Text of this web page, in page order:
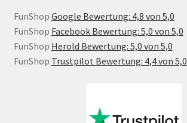
FunShop Google Bewertung: 4,8 von 5,0
FunShop Facebook Bewertung: 5,0 von 5,0
FunShop Herold Bewertung: 5,0 von 5,0
FunShop Trustpilot Bewertung: 4,4 von 5,0